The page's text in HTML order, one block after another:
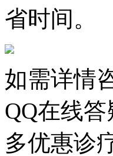
省时间。
如需详情
QQ在线
多优惠诊